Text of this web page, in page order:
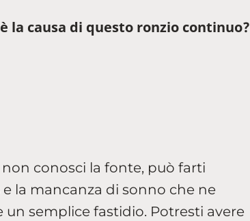
la causa di questo ronzio continuo?
conosci la fonte, può farti
la mancanza di sonno che ne
semplice fastidio. Potresti avere